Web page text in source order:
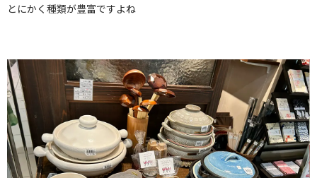
とにかく種類が豊富ですよね